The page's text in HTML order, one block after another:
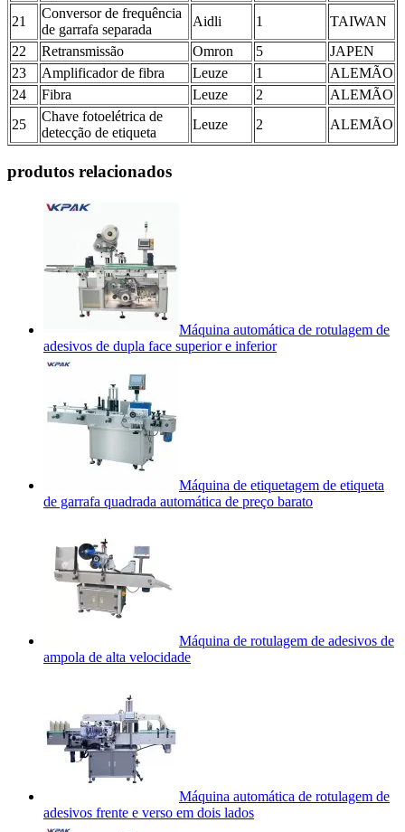
21
Conversor de frequência
de garrafa separada
Aidli 1
TAIWAN
22
Retransmissão Omron 5
JAPEN
23
Amplificador de fibra Leuze 1
ALEMÃO
24
Fibra Leuze 2
ALEMÃO
25
Chave fotoelétrica de
detecção de etiqueta
Leuze 2 ALEMÃO
produtos relacionados
Máquina automática de rotulagem de
adesivos de dupla face superior e inferior
Máquina de etiquetagem de etiqueta
de garrafa quadrada automática de preço barato
Máquina de rotulagem de adesivos de
ampola de alta velocidade
Máquina automática de rotulagem de
adesivos frente e verso em dois lados